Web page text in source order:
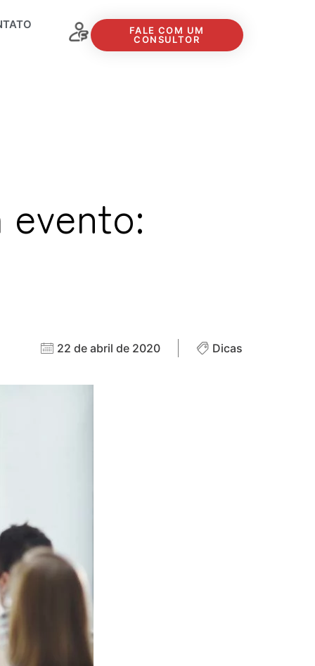
FALE COM UM
CONSULTOR
22 de abril de 2020 Dicas